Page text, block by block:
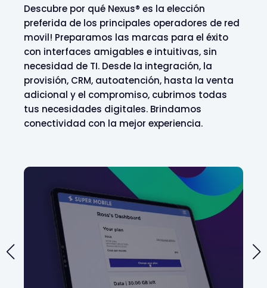
Descubre por qué Nexus® es la elección
preferida de los principales operadores de red
movil! Preparamos las marcas para el éxito
con interfaces amigables e intuitivas, sin
necesidad de TI. Desde la integración, la
provisión, CRM, autoatención, hasta la venta
adicional y el compromiso, cubrimos todas
tus necesidades digitales. Brindamos
conectividad con la mejor experiencia.